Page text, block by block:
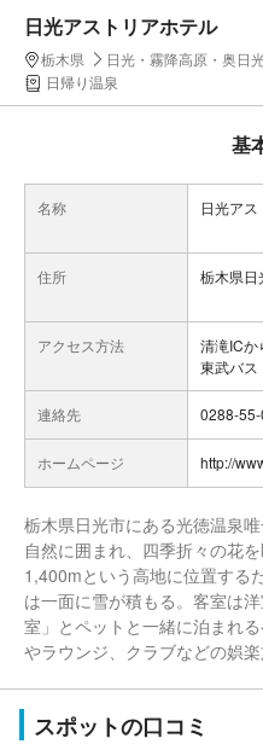
日光アストリアホテル
栃木県
日光・霧降高原・奥日
日帰り温泉
基
名称 日光ア
住所 栃木県日
アクセス方法
清滝ICか
東武バス
連絡先 0288-
ホームページ http://
栃木県日光市にある光徳温泉
自然に囲まれ、四季折々の花
1,400mという高地に位置する
は一面に雪が積もる。客室は
室」とペットと一緒に泊まれ
やラウンジ、クラブなどの娯楽
スポットの口コミ